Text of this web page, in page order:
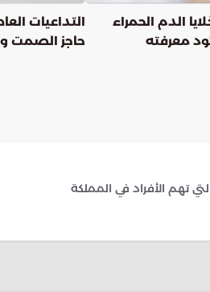
الدم الحمراء
التداعيات
حاجز الصمت
تهم الأفراد في المملكة